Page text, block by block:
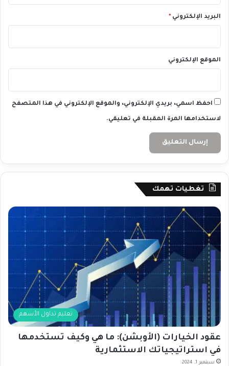
م
1
0
0
7
/
0
2
البريد الإلكتروني *
الموقع الإلكتروني
احفظ اسمي، بريدي الإلكتروني، والموقع الإلكتروني في هذا المتصفح
لاستخدامها المرة المقبلة في تعليقي.
تغطيات تهمك
تعليم تداول الأسهم
عقود الخيارات (الأوبشن): ما هي وكيف تستخدمها
في استراتيجياتك الاستثمارية
سبتمبر 1, 2024